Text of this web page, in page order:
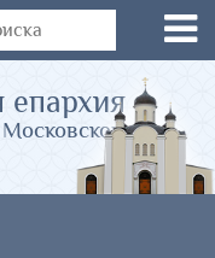
епархия